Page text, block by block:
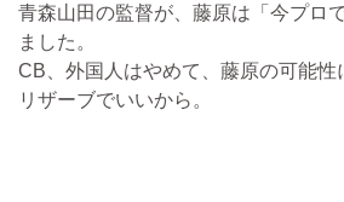
青森山田の監督が、藤原は「今プロ
ました。
CB、外国人はやめて、藤原の可能性
リザーブでいいから。